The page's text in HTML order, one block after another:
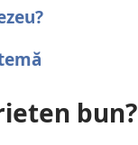
bun?